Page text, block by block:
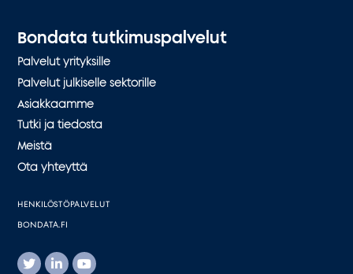
Bondata tutkimuspalvelut
Palvelut yrityksille
Palvelut julkiselle sektorille
Asiakkaamme
Tutki ja tiedosta
Meistä
Ota yhteyttä
HENKILÖSTÖPALVELUT
BONDATA.FI